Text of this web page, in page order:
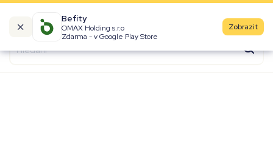
Befity
OMAX Holding s.r.o
Zdarma - v Google Play Store
Zobrazit
Kalorické tabulky